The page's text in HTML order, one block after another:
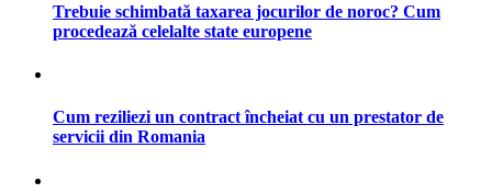
Trebuie schimbată taxarea jocurilor de noroc? Cum
procedează celelalte state europene
Cum reziliezi un contract încheiat cu un prestator de
servicii din Romania